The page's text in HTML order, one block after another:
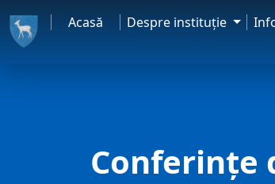
Acasă Despre instituţie
Conferințe